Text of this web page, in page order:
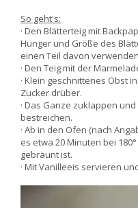
So geht's:
· Den Blätterteig mit
Hunger und Größe des
einen Teil davon
· Den Teig mit der
· Klein geschnittenes Obst
Zucker drüber.
· Das Ganze zuklappen
bestreichen.
· Ab in den Ofen (nach
es etwa 20 Minuten bei
gebräunt ist.
· Mit Vanilleeis servieren